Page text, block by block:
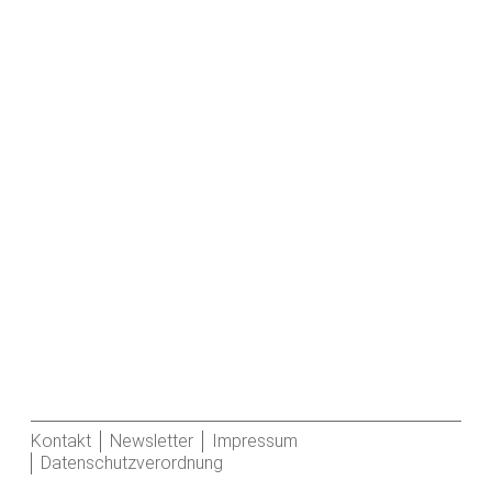
Kontakt Newsletter
Impressum
Datenschutzverordnung